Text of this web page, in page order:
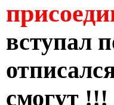
вступал
смогут !!!